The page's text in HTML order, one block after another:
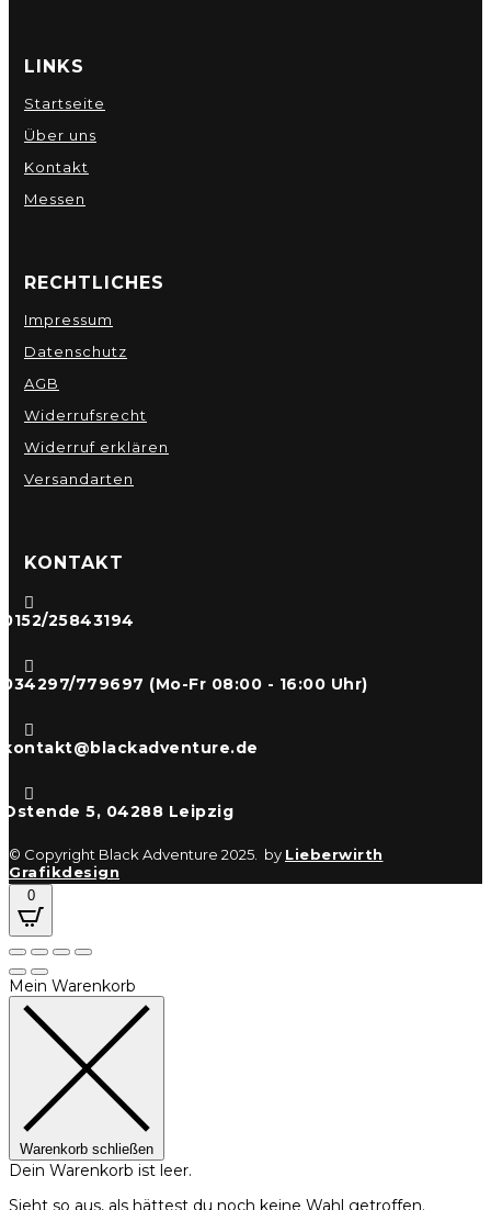
LINKS
Startseite
Über uns
Kontakt
Messen
RECHTLICHES
Impressum
Datenschutz
AGB
Widerrufsrecht
Widerruf erklären
Versandarten
KONTAKT

0152/25843194

034297/779697 (Mo-Fr 08:00 - 16:00 Uhr)

kontakt@blackadventure.de

Ostende 5, 04288 Leipzig
© Copyright Black Adventure 2025. by Lieberwirth
Grafikdesign
0
Mein Warenkorb
Warenkorb schließen
Dein Warenkorb ist leer.
Sieht so aus, als hättest du noch keine Wahl getroffen.